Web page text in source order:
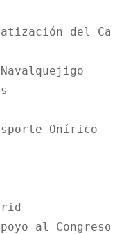
del
Onírico
al Congreso